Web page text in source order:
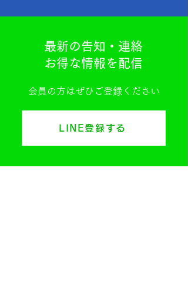
最新の告知・連絡
お得な情報を配信
会員の方はぜひご登録ください
LINE登録する